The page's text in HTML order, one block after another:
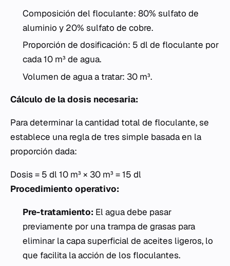
Composición del floculante: 80% sulfato de
aluminio y 20% sulfato de cobre.
Proporción de dosificación: 5 dl de floculante por
cada 10 m³ de agua.
Volumen de agua a tratar: 30 m³.
Cálculo de la dosis necesaria:
Para determinar la cantidad total de floculante, se
establece una regla de tres simple basada en la
proporción dada:
Dosis = 5 dl 10 m³ × 30 m³ = 15 dl
Procedimiento operativo:
Pre-tratamiento: El agua debe pasar
previamente por una trampa de grasas para
eliminar la capa superficial de aceites ligeros, lo
que facilita la acción de los floculantes.